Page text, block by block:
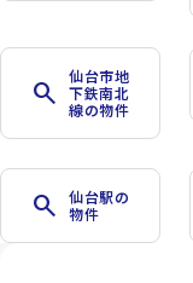
search
仙台市地
下鉄南北
線の物件
search
仙台駅の
物件